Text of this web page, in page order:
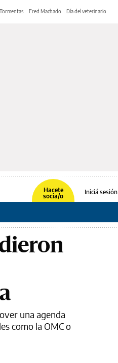
Tormentas Fred Machado Día del veterinario
Hacete
socia/o
Iniciá sesión
una agenda
como la OMC o